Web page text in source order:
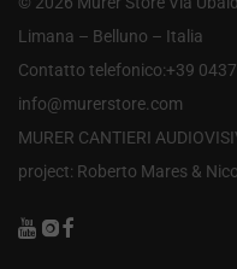
Limana – Belluno – Italia
Contatto telefonico:+39
info@murerstore.com
MURER CANTIERI
project: Roberto Mares &